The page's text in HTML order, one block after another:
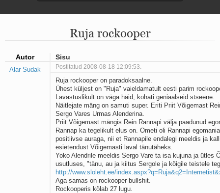
Ahtumine
Mu isamaa on minu arm
Ma mustas öös näen...
Aeg
Oota mind
Ih-ih-hii ja ah-ah-haa
Päikeselapsed
Laul võimalusest
Luigelaul
Nii vaikseks kõik on jäänud
Mis saab sellest loomusevalust
Ei mullast
Avanemine
Üleminek
Laul teost
Põhi, lõuna, ida, lääs
Elupõline kaja
Ruja rockooper
Autor Sisu
Alar Sudak Postitatud 2008-08-18 12:09:53.
Ruja rockooper on paradoksaalne.
Ühest küljest on "Ruja" vaieldamatult eesti parim
Lavastuslikult on väga häid, kohati geniaalseid stseene.
Näitlejate mäng on samuti super. Eriti Priit Võigemast
Sergo Vares Urmas Alenderina.
Priit Võigemast mängis Rein Rannapi välja paadunud
Rannap ka tegelikult elus on. Ometi oli Rannapi
positiivse auraga, nii et Rannapile endalegi meeldis ja
esietendust Võigemasti laval tänutäheks.
Yoko Alendrile meeldis Sergo Vare ta isa kujuna ja ütles
usutluses, "tänu, au ja kiitus Sergole ja kõigile teistele
http://www.sloleht.ee/
Aga samas on rockooper bullshit.
Rockooperis kõlab 27 lugu.